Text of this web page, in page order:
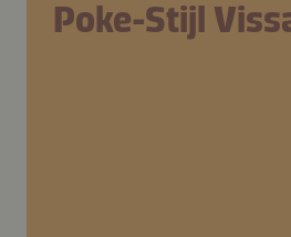
Poke-Stijl